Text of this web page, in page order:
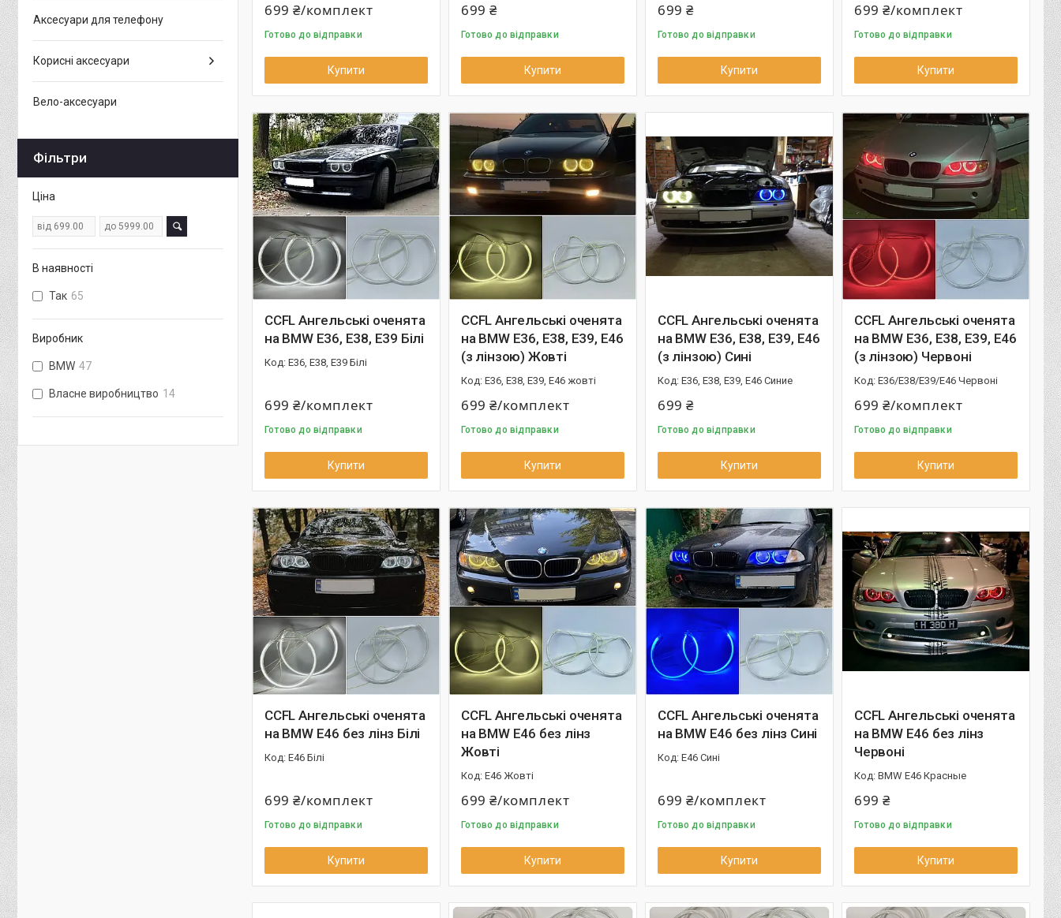
699 ₴/комплект
Готово до відправки
Купити
699 ₴
Готово до відправки
Купити
699 ₴
Готово до відправки
Купити
699 ₴/комплект
Готово до відправки
Купити
CCFL Ангельські оченята
на BMW E36, E38, E39 Білі
E36, E38, E39 Білі
699 ₴/комплект
Готово до відправки
Купити
CCFL Ангельські оченята
на BMW E36, E38, E39, E46
(з лінзою) Жовті
E36, E38, E39, Е46 жовті
699 ₴/комплект
Готово до відправки
Купити
CCFL Ангельські оченята
на BMW E36, E38, E39, E46
(з лінзою) Сині
E36, E38, E39, Е46 Синие
699 ₴
Готово до відправки
Купити
CCFL Ангельські оченята
на BMW E36, E38, E39, E46
(з лінзою) Червоні
E36/E38/E39/Е46 Червоні
699 ₴/комплект
Готово до відправки
Купити
CCFL Ангельські оченята
на BMW E46 без лінз Білі
E46 Білі
699 ₴/комплект
Готово до відправки
Купити
CCFL Ангельські оченята
на BMW E46 без лінз
Жовті
E46 Жовті
699 ₴/комплект
Готово до відправки
Купити
CCFL Ангельські оченята
на BMW E46 без лінз Сині
E46 Сині
699 ₴/комплект
Готово до відправки
Купити
CCFL Ангельські оченята
на BMW E46 без лінз
Червоні
BMW E46 Красные
699 ₴
Готово до відправки
Купити
Аксесуари для телефону
Корисні аксесуари
Вело-аксесуари
Фільтри
Ціна
В наявності
Так 65
Виробник
BMW 47
Власне виробництво 14